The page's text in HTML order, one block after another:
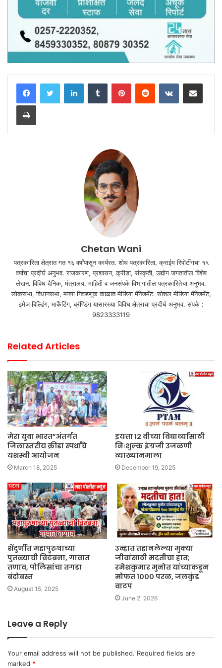
LinkedInTumblr PinterestReddit VKontakteShare via Email
Print
Chetan Wani
पत्रकारिता क्षेत्रात गत १६ वर्षांपासून कार्यरत. शोध पत्रकारिता, क्राईम रिपोर्टींगचा १५
वर्षांचा प्रदीर्घ अनुभव. राजकारण, प्रशासन, क्रीडा, संस्कृती, उद्योग जगतातील विशेष
लेखन. विविध दैनिक, मंत्रालय, माहिती व जनसंपर्क विभागातील पत्रकारितेचा अनुभव.
लोकसभा, विधानसभा, मनपा निवडणूक काळात मीडिया मॅनेजमेंट. सोशल मीडिया मॅनेजमेंट,
इमेज बिल्डिंग, मार्केटिंग, ब्रॅण्डिंग यासारख्या विविध क्षेत्राचा प्रदीर्घ अनुभव. संपर्क :
9823333119
Related Articles
मेरा युवा भारत”अंतर्गत
जिलास्तरीय क्रीडा स्पर्धांचे
यशस्वी आयोजन
March 18, 2025
इयत्ता १२ वीच्या विद्यार्थ्यांसाठी
निःशुल्क इंग्रजी उजळणी
व्याख्यानमाला
December 19, 2025
शेंदुर्णीत महापुरुषाच्या
पुतळ्याची विटंबना, गावात
तणाव, पोलिसांचा तगडा
बंदोबस्त
August 15, 2025
उन्हात तहानलेल्या मुक्या
जीवांसाठी मदतीचा हात;
रमेशकुमार मुनोत यांच्याकडून
मोफत १००० परळ, जलकुंड
वाटप
June 2, 2026
Leave a Reply
Your email address will not be published. Required fields are
marked *